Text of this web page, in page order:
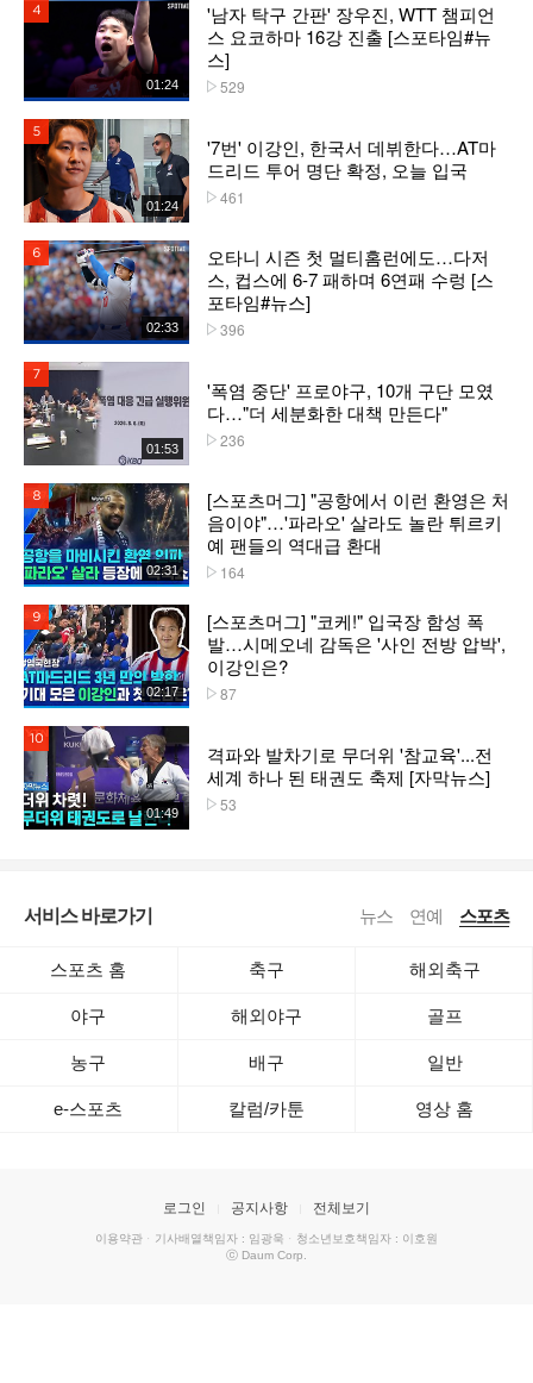
01:24
'남자 탁구 간판' 장우진, WTT 챔피언
스 요코하마 16강 진출 [스포타임#뉴
스]
529
01:24
'7번' 이강인, 한국서 데뷔한다…AT마
드리드 투어 명단 확정, 오늘 입국
461
02:33
오타니 시즌 첫 멀티홈런에도…다저
스, 컵스에 6-7 패하며 6연패 수렁 [스
포타임#뉴스]
396
01:53
'폭염 중단' 프로야구, 10개 구단 모였
다…"더 세분화한 대책 만든다"
236
02:31
[스포츠머그] "공항에서 이런 환영은 처
음이야"…'파라오' 살라도 놀란 튀르키
예 팬들의 역대급 환대
164
02:17
[스포츠머그] "코케!" 입국장 함성 폭
발…시메오네 감독은 '사인 전방 압박',
이강인은?
87
01:49
격파와 발차기로 무더위 '참교육'...전
세계 하나 된 태권도 축제 [자막뉴스]
53
서비스 바로가기 뉴스 연예 스포츠
스포츠 홈 축구 해외축구
야구 해외야구 골프
농구 배구 일반
e-스포츠 칼럼/카툰 영상 홈
로그인 공지사항 전체보기
이용약관 · 기사배열책임자 : 임광욱 · 청소년보호책임자 : 이호원
ⓒ Daum Corp.